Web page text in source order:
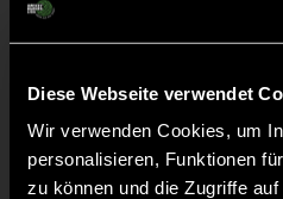
Diese Webseite verwendet
Wir verwenden Cookies, um
personalisieren, Funktionen
zu können und die Zugriffe
Cassandra
T.
M.